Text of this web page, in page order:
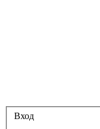
Вход